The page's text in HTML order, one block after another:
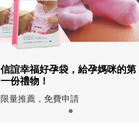
信誼幸福好孕袋，給孕媽咪的第
一份禮物！
限量推薦，免費申請